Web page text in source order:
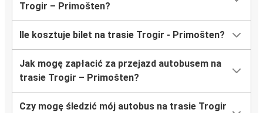
Trogir – Primošten?
Ile kosztuje bilet na trasie Trogir - Primošten?
Jak mogę zapłacić za przejazd autobusem na
trasie Trogir – Primošten?
Czy mogę śledzić mój autobus na trasie Trogir